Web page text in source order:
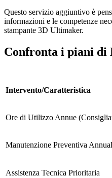
Questo servizio aggiuntivo è
informazioni e le competenze
stampante 3D Ultimaker.
Confronta i piani di
Intervento/Caratteristica
Ore di Utilizzo Annue
Manutenzione Preventiva
Assistenza Tecnica Prioritaria